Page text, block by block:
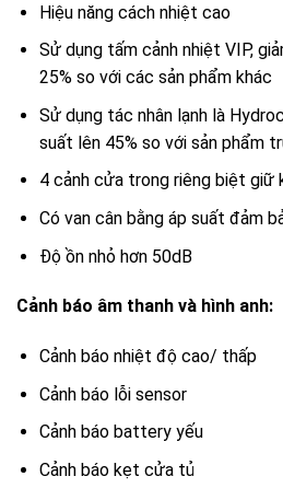
Hiệu năng cách nhiệt cao
Sử dụng tấm cảnh nhiệt VIP,
25% so với các sản phẩm khác
Sử dụng tác nhân lạnh là
suất lên 45% so với sản phẩm
4 cảnh cửa trong riêng biệt giữ
Có van cân bằng áp suất đảm
Độ ồn nhỏ hơn 50dB
Cảnh báo âm thanh và hình anh:
Cảnh báo nhiệt độ cao/ thấp
Cảnh báo lỗi sensor
Cảnh báo battery yếu
Cảnh báo kẹt cửa tủ